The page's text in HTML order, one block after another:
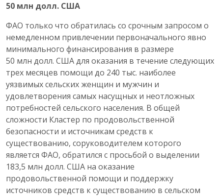
50 млн долл. США
ФАО только что обратилась со срочным запросом о
немедленном привлечении первоначального явно
минимального финансирования в размере
50 млн долл. США для оказания в течение следующих
трех месяцев помощи до 240 тыс. наиболее
уязвимых сельских женщин и мужчин и
удовлетворения самых насущных и неотложных
потребностей сельского населения. В общей
сложности Кластер по продовольственной
безопасности и источникам средств к
существованию, соруководителем которого
является ФАО, обратился с просьбой о выделении
183,5 млн долл. США на оказание
продовольственной помощи и поддержку
источников средств к существованию в сельском